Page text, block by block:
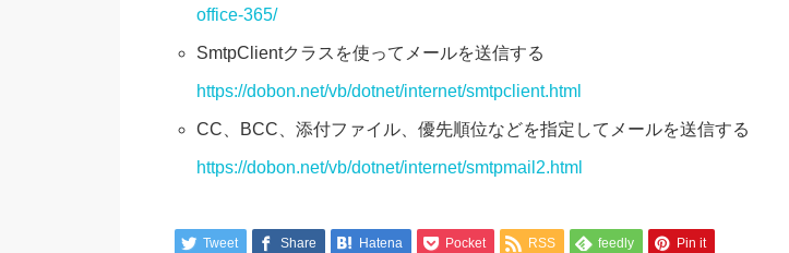
office-365/
SmtpClientクラスを使ってメールを送信する
https://dobon.net/vb/dotnet/internet/smtpclient.html
CC、BCC、添付ファイル、優先順位などを指定してメールを送信する
https://dobon.net/vb/dotnet/internet/smtpmail2.html
Tweet Share Hatena Pocket RSS feedly Pin it